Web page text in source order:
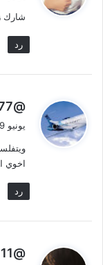
ل
شارك
رد
ي
ل
@omar8477
يونيو 19, 2026 الساعة 10:57 ص
اخوي
رد
ي
@je.ol11